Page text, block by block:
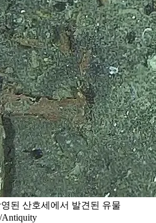
된 산호세에서 발견된 유물